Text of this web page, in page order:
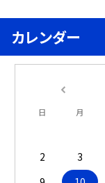
カレンダー
日 月
2
3